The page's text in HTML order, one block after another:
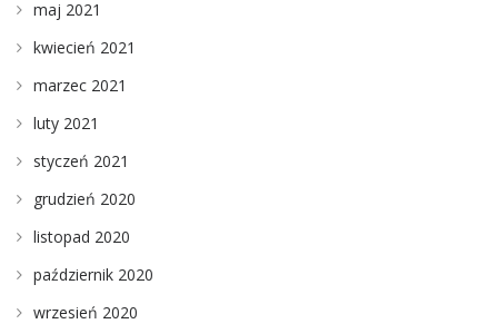
maj 2021
kwiecień 2021
marzec 2021
luty 2021
styczeń 2021
grudzień 2020
listopad 2020
październik 2020
wrzesień 2020